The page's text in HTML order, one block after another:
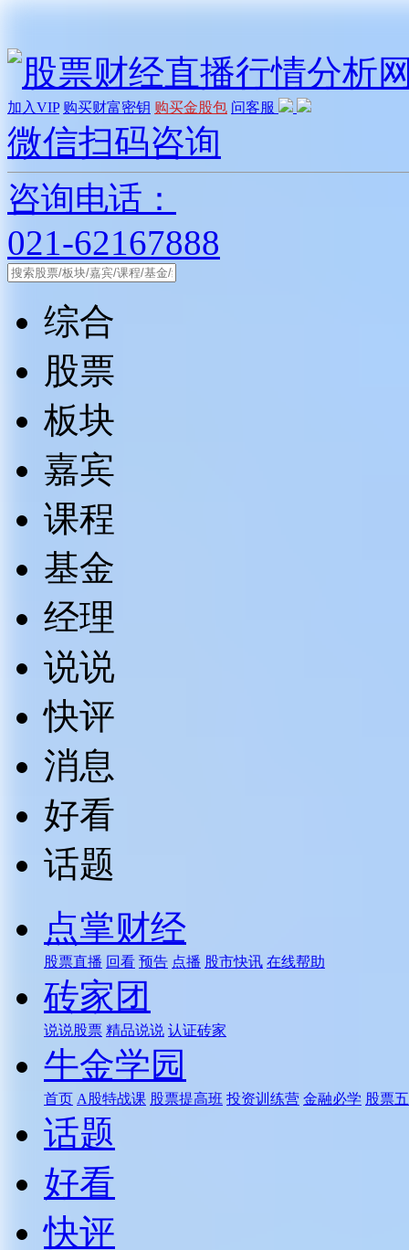
加入VIP 购买财富密钥 购买金股包 问客服
微信扫码咨询
咨询电话：
021-62167888
综合
股票
板块
嘉宾
课程
基金
经理
说说
快评
消息
好看
话题
点掌财经
股票直播 回看 预告 点播 股市快讯 在线帮助
砖家团
说说股票 精品说说 认证砖家
牛金学园
首页 A股特战课 股票提高班 投资训练营 金融必学 股票
话题
好看
快评